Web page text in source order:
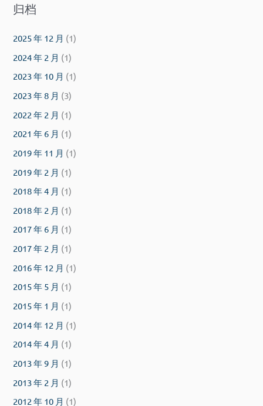
归档
2025 年 12 月 (1)
2024 年 2 月 (1)
2023 年 10 月 (1)
2023 年 8 月 (3)
2022 年 2 月 (1)
2021 年 6 月 (1)
2019 年 11 月 (1)
2019 年 2 月 (1)
2018 年 4 月 (1)
2018 年 2 月 (1)
2017 年 6 月 (1)
2017 年 2 月 (1)
2016 年 12 月 (1)
2015 年 5 月 (1)
2015 年 1 月 (1)
2014 年 12 月 (1)
2014 年 4 月 (1)
2013 年 9 月 (1)
2013 年 2 月 (1)
2012 年 10 月 (1)